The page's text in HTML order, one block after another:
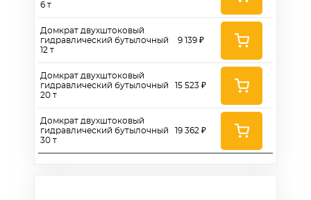
6 т
Домкрат двухштоковый
гидравлический бутылочный
12 т
Домкрат двухштоковый
гидравлический бутылочный
20 т
Домкрат двухштоковый
гидравлический бутылочный
30 т
9 139 ₽
15 523 ₽
19 362 ₽